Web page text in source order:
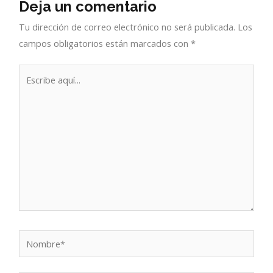
Deja un comentario
Tu dirección de correo electrónico no será publicada. Los
campos obligatorios están marcados con*
Nombre*